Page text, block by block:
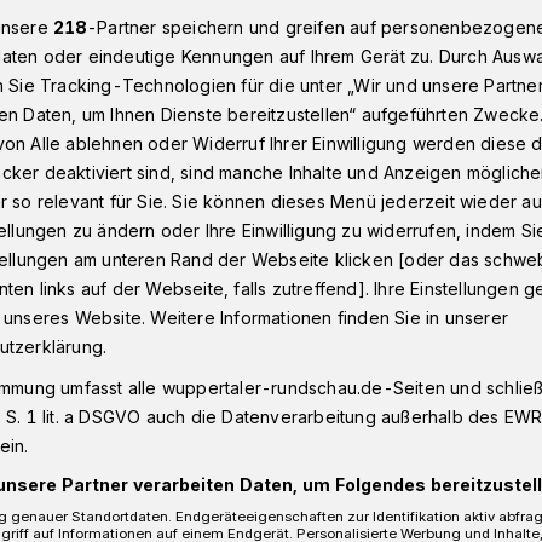
auf die A 1 in Wuppertal geworfen​
auf die A 1
Polizei fahndet nach Unbekannten, die
Uhr auf der A 1 einen mindestens
offenbar einen Stein – von einer Brücke
prallte gegen die Windschutzscheibe
218-Partner speichern und greifen auf
oder eindeutige Kennungen auf Ihrem Gerät zu. Durch
Sie Tracking-Technologien für die unter „Wir und unsere
Daten, um Ihnen Dienste bereitzustellen“ aufgeführten
Alle ablehnen oder Widerruf Ihrer Einwilligung werden diese
deaktiviert sind, sind manche Inhalte und Anzeigen
so relevant für Sie. Sie können dieses Menü jederzeit wieder
zu ändern oder Ihre Einwilligung zu widerrufen, indem
am unteren Rand der Webseite klicken [oder das
links auf der Webseite, falls zutreffend]. Ihre Einstellungen
Website. Weitere Informationen finden Sie in unserer
umfasst alle wuppertaler-rundschau.de-Seiten und
1 lit. a DSGVO auch die Datenverarbeitung außerhalb des
Partner verarbeiten Daten, um Folgendes
genauer Standortdaten. Endgeräteeigenschaften zur Identifikation aktiv
auf Informationen auf einem Endgerät. Personalisierte Werbung und